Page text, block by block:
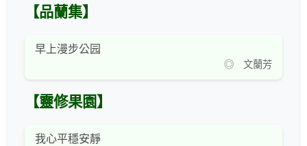
【品蘭集】
早上漫步公园
◎ 文蘭芳
【靈修果園】
我心平穩安靜